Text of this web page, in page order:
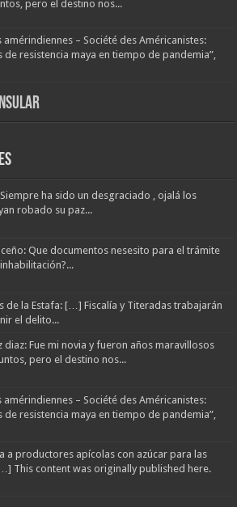
pero el destino nos...
– Société des Américanistes:
resistencia maya en tiempo de pandemia”,
ha sido un desgraciado , ojalá los
robado su paz...
Que documentos nesesito para el trámite
de la Estafa: […] Fiscalía y Titeradas trabajarán
el delito...
diaz: Fue mi novia y fueron años maravillosos
pero el destino nos...
– Société des Américanistes:
resistencia maya en tiempo de pandemia”,
a productores apícolas con azúcar para las
This content was originally published here.